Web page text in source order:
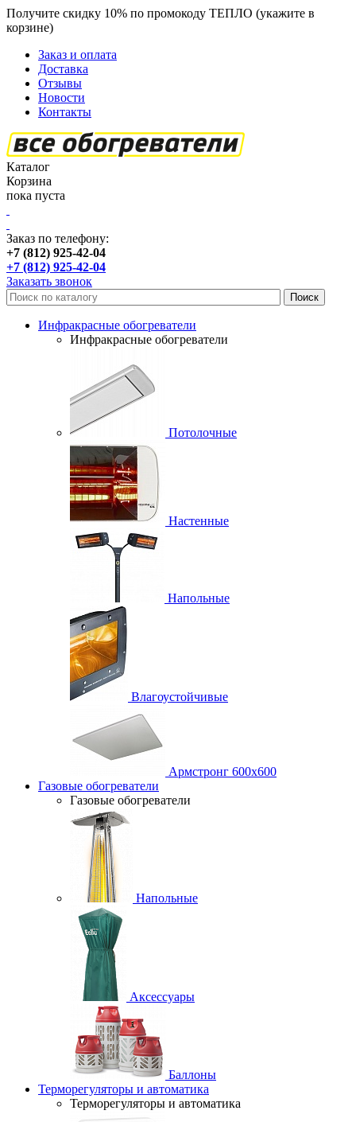
Получите скидку 10% по промокоду ТЕПЛО (укажите в
корзине)
Заказ и оплата
Доставка
Отзывы
Новости
Контакты
Каталог
Корзина
пока пуста
Заказ по телефону:
+7 (812) 925-42-04
+7 (812) 925-42-04
Заказать звонок
Инфракрасные обогреватели
Инфракрасные обогреватели
Потолочные
Настенные
Напольные
Влагоустойчивые
Армстронг 600х600
Газовые обогреватели
Газовые обогреватели
Напольные
Аксессуары
Баллоны
Терморегуляторы и автоматика
Терморегуляторы и автоматика